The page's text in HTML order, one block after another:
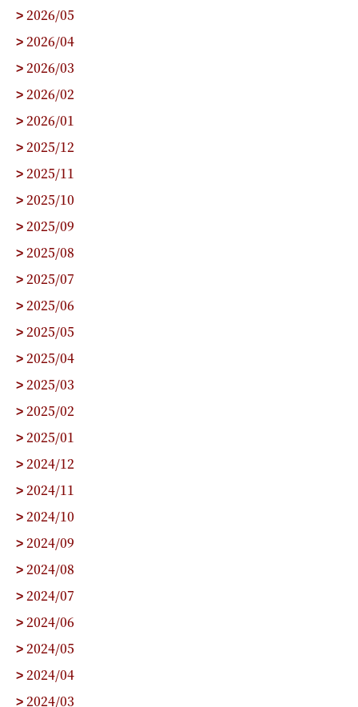
> 2026/05
> 2026/04
> 2026/03
> 2026/02
> 2026/01
> 2025/12
> 2025/11
> 2025/10
> 2025/09
> 2025/08
> 2025/07
> 2025/06
> 2025/05
> 2025/04
> 2025/03
> 2025/02
> 2025/01
> 2024/12
> 2024/11
> 2024/10
> 2024/09
> 2024/08
> 2024/07
> 2024/06
> 2024/05
> 2024/04
> 2024/03